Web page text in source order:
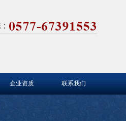
企业资质 联系我们